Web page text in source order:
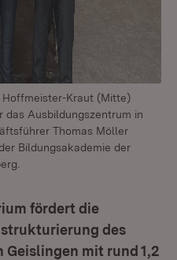
Kraut (Mitte)
das Ausbildungszentrum in
Thomas Möller
Bildungsakademie der
fördert die
des
mit rund 1,2